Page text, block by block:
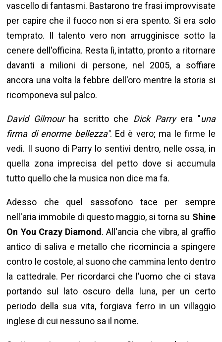
vascello di fantasmi. Bastarono tre frasi improvvisate
per capire che il fuoco non si era spento. Si era solo
temprato. Il talento vero non arrugginisce sotto la
cenere dell'officina. Resta lì, intatto, pronto a ritornare
davanti a milioni di persone, nel 2005, a soffiare
ancora una volta la febbre dell'oro mentre la storia si
ricomponeva sul palco.
David Gilmourha scritto che Dick Parryera "una
firma di enorme bellezza". Ed è vero; ma le firme le
vedi. Il suono di Parry lo sentivi dentro, nelle ossa, in
quella zona imprecisa del petto dove si accumula
tutto quello che la musica non dice ma fa.
Adesso che quel sassofono tace per sempre
nell'aria immobile di questo maggio, si torna su Shine
On You Crazy Diamond . All'ancia che vibra, al graffio
antico di saliva e metallo che ricomincia a spingere
contro le costole, al suono che cammina lento dentro
la cattedrale. Per ricordarci che l'uomo che ci stava
portando sul lato oscuro della luna, per un certo
periodo della sua vita, forgiava ferro in un villaggio
inglese di cui nessuno sa il nome.